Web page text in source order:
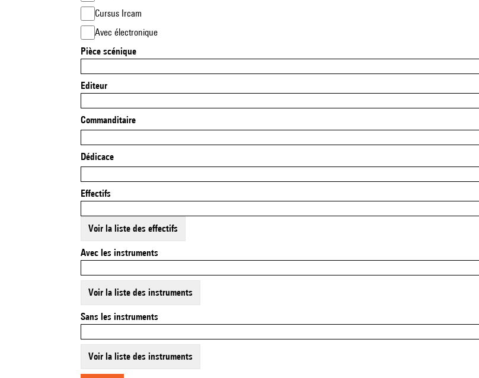
Cursus Ircam
Avec électronique
Pièce scénique
Editeur
Commanditaire
Dédicace
Effectifs
Voir la liste des effectifs
Avec les instruments
Voir la liste des instruments
Sans les instruments
Voir la liste des instruments